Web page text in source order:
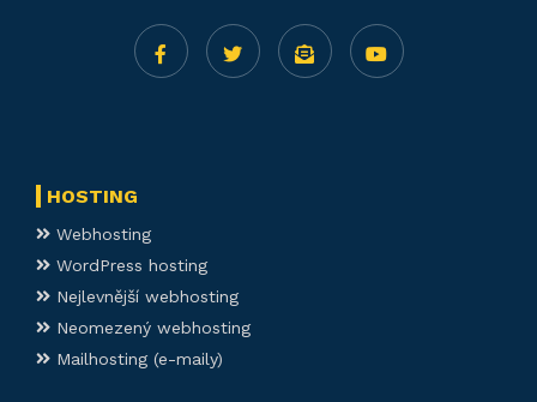
HOSTING
Webhosting
WordPress hosting
Nejlevnější webhosting
Neomezený webhosting
Mailhosting (e-maily)